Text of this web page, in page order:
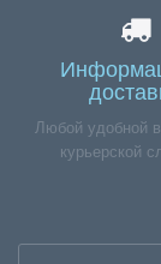
Любой удобной
курьерской